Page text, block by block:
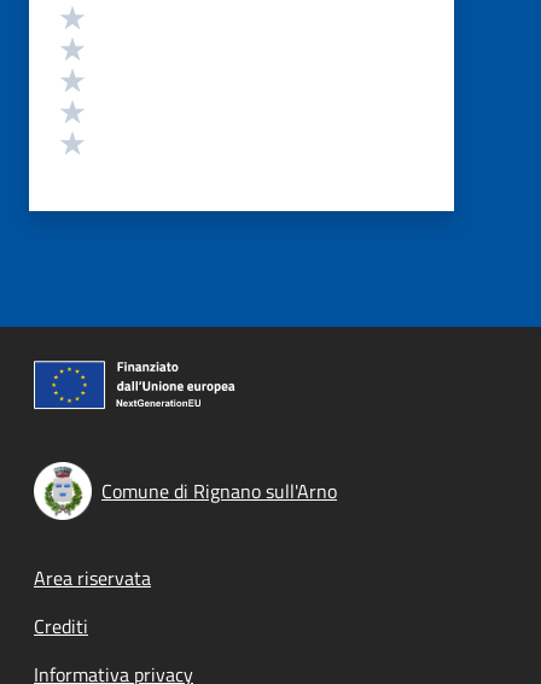
Valutazione
Comune di Rignano sull'Arno
Footer menu
Area riservata
Crediti
Informativa privacy